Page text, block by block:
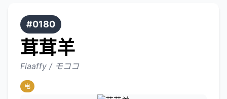
#0180
茸茸羊
Flaaffy / モココ
电